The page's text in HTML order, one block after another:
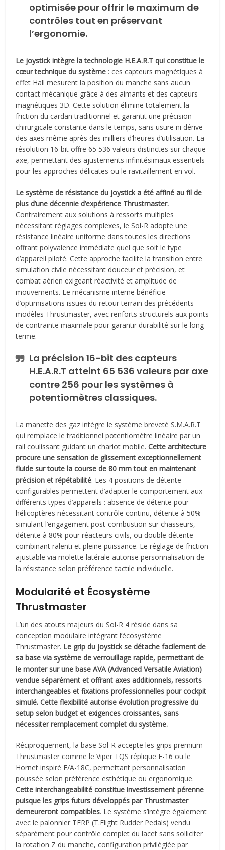
optimisée pour offrir le maximum de
contrôles tout en préservant
l’ergonomie.
Le joystick intègre la technologie H.E.A.R.T qui constitue le
cœur technique du système : ces capteurs magnétiques à
effet Hall mesurent la position du manche sans aucun
contact mécanique grâce à des aimants et des capteurs
magnétiques 3D. Cette solution élimine totalement la
friction du cardan traditionnel et garantit une précision
chirurgicale constante dans le temps, sans usure ni dérive
des axes même après des milliers d’heures d’utilisation. La
résolution 16-bit offre 65 536 valeurs distinctes sur chaque
axe, permettant des ajustements infinitésimaux essentiels
pour les approches délicates ou le ravitaillement en vol.
Le système de résistance du joystick a été affiné au fil de
plus d’une décennie d’expérience Thrustmaster.
Contrairement aux solutions à ressorts multiples
nécessitant réglages complexes, le Sol-R adopte une
résistance linéaire uniforme dans toutes les directions
offrant polyvalence immédiate quel que soit le type
d’appareil piloté. Cette approche facilite la transition entre
simulation civile nécessitant douceur et précision, et
combat aérien exigeant réactivité et amplitude de
mouvements. Le mécanisme interne bénéficie
d’optimisations issues du retour terrain des précédents
modèles Thrustmaster, avec renforts structurels aux points
de contrainte maximale pour garantir durabilité sur le long
terme.
La précision 16-bit des capteurs
H.E.A.R.T atteint 65 536 valeurs par axe
contre 256 pour les systèmes à
potentiomètres classiques.
La manette des gaz intègre le système breveté S.M.A.R.T
qui remplace le traditionnel potentiomètre linéaire par un
rail coulissant guidant un chariot mobile.Cette architecture
procure une sensation de glissement exceptionnellement
fluide sur toute la course de 80 mm tout en maintenant
précision et répétabilité. Les 4 positions de détente
configurables permettent d’adapter le comportement aux
différents types d’appareils : absence de détente pour
hélicoptères nécessitant contrôle continu, détente à 50%
simulant l’engagement post-combustion sur chasseurs,
détente à 80% pour réacteurs civils, ou double détente
combinant ralenti et pleine puissance. Le réglage de friction
ajustable via molette latérale autorise personnalisation de
la résistance selon préférence tactile individuelle.
Modularité et Écosystème
Thrustmaster
L’un des atouts majeurs du Sol-R 4 réside dans sa
conception modulaire intégrant l’écosystème
Thrustmaster. Le grip du joystick se détache facilement de
sa base via système de verrouillage rapide, permettant de
le monter sur une base AVA (Advanced Versatile Aviation)
vendue séparément et offrant axes additionnels, ressorts
interchangeables et fixations professionnelles pour cockpit
simulé. Cette flexibilité autorise évolution progressive du
setup selon budget et exigences croissantes, sans
nécessiter remplacement complet du système.
Réciproquement, la base Sol-R accepte les grips premium
Thrustmaster comme le Viper TQS réplique F-16 ou le
Hornet inspiré F/A-18C, permettant personnalisation
poussée selon préférence esthétique ou ergonomique.
Cette interchangeabilité constitue investissement pérenne
puisque les grips futurs développés par Thrustmaster
demeureront compatibles. Le système s’intègre également
avec le palonnier TFRP (T.Flight Rudder Pedals) vendu
séparément pour contrôle complet du lacet sans solliciter
la rotation Z du manche, configuration privilégiée par